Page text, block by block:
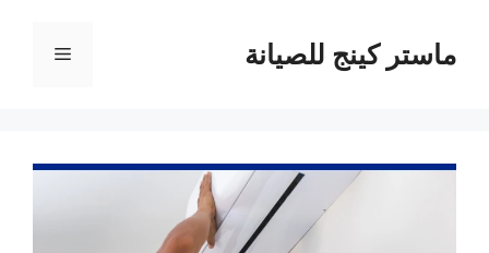
المحتوىماستر كينج للصيانة القائمة